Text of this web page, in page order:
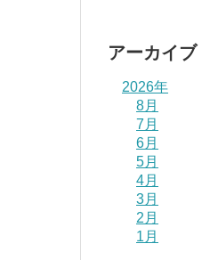
アーカイブ
2026年
8月
7月
6月
5月
4月
3月
2月
1月